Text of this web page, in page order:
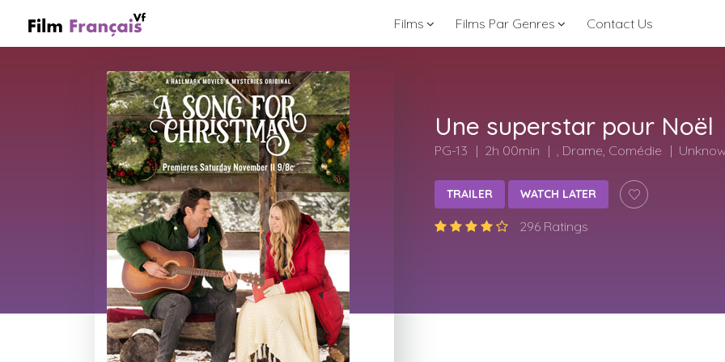
Films Films Par Genres Contact Us
Une superstar pour Noël
PG-13 2h 00min , Drame, Comédie
TRAILER WATCH LATER
296 Ratings